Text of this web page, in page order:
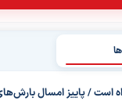
است / پاییز امسال